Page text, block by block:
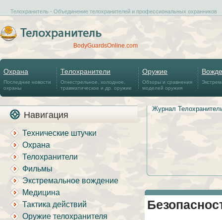
Телохранитель - Объединение телохранителей и профессиональных охранников
BodyGuardsOnline.com
Охрана
Последние новости
охраны
Телохранители
Огнестрельное, холодное,
травматическое и др. оружие
Оружие
Обзоры и сравнения
моделей оружия
Навигация
Технические штучки
Охрана
Телохранители
Фильмы
Экстремальное вождение
Медицина
Тактика действий
Оружие телохранителя
Журнал